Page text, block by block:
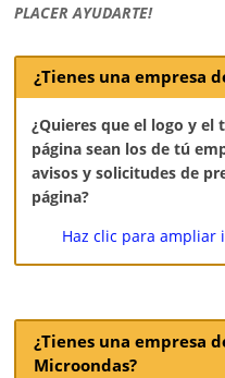
PLACER AYUDARTE!
¿Tienes una empresa
¿Quieres que el logo y el
página sean los de tú
avisos y solicitudes de
página?
Haz clic para ampliar
¿Tienes una empresa
Microondas?